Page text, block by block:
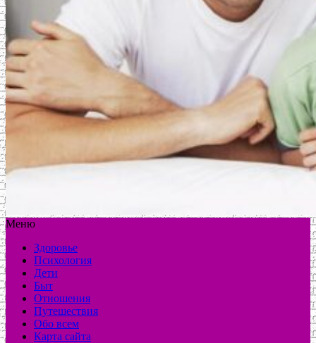
Меню
Здоровье
Психология
Дети
Быт
Отношения
Путешествия
Обо всем
Карта сайта